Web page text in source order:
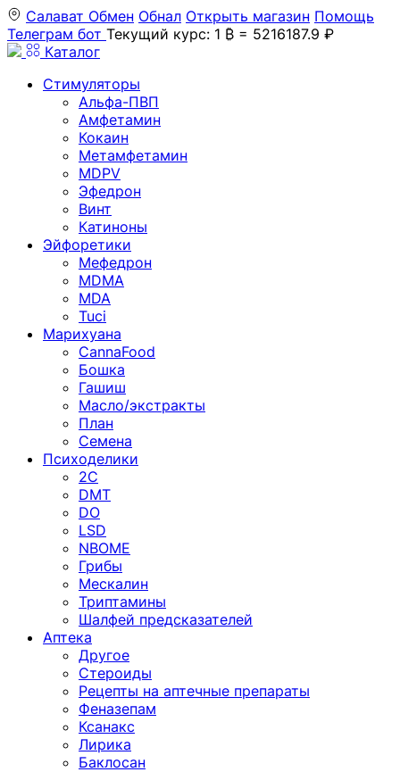
Салават Обмен Обнал Открыть магазин Помощь
Телеграм бот Текущий курс: 1 ₿ = 5216187.9 ₽
Каталог
Стимуляторы
Альфа-ПВП
Амфетамин
Кокаин
Метамфетамин
MDPV
Эфедрон
Винт
Катиноны
Эйфоретики
Мефедрон
MDMA
MDA
Tuci
Марихуана
CannaFood
Бошка
Гашиш
Масло/экстракты
План
Семена
Психоделики
2C
DMT
DO
LSD
NBOME
Грибы
Мескалин
Триптамины
Шалфей предсказателей
Аптека
Другое
Стероиды
Рецепты на аптечные препараты
Феназепам
Ксанакс
Лирика
Баклосан